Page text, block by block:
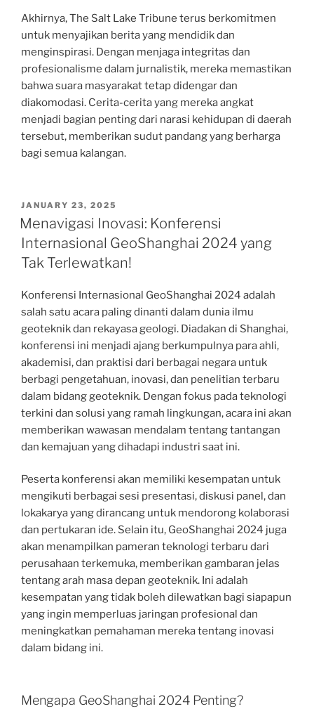
Akhirnya, The Salt Lake Tribune terus berkomitmen
untuk menyajikan berita yang mendidik dan
menginspirasi. Dengan menjaga integritas dan
profesionalisme dalam jurnalistik, mereka memastikan
bahwa suara masyarakat tetap didengar dan
diakomodasi. Cerita-cerita yang mereka angkat
menjadi bagian penting dari narasi kehidupan di daerah
tersebut, memberikan sudut pandang yang berharga
bagi semua kalangan.
POSTED
ON
JANUARY 23, 2025
Menavigasi Inovasi: Konferensi
Internasional GeoShanghai 2024 yang
Tak Terlewatkan!
Konferensi Internasional GeoShanghai 2024 adalah
salah satu acara paling dinanti dalam dunia ilmu
geoteknik dan rekayasa geologi. Diadakan di Shanghai,
konferensi ini menjadi ajang berkumpulnya para ahli,
akademisi, dan praktisi dari berbagai negara untuk
berbagi pengetahuan, inovasi, dan penelitian terbaru
dalam bidang geoteknik. Dengan fokus pada teknologi
terkini dan solusi yang ramah lingkungan, acara ini akan
memberikan wawasan mendalam tentang tantangan
dan kemajuan yang dihadapi industri saat ini.
Peserta konferensi akan memiliki kesempatan untuk
mengikuti berbagai sesi presentasi, diskusi panel, dan
lokakarya yang dirancang untuk mendorong kolaborasi
dan pertukaran ide. Selain itu, GeoShanghai 2024 juga
akan menampilkan pameran teknologi terbaru dari
perusahaan terkemuka, memberikan gambaran jelas
tentang arah masa depan geoteknik. Ini adalah
kesempatan yang tidak boleh dilewatkan bagi siapapun
yang ingin memperluas jaringan profesional dan
meningkatkan pemahaman mereka tentang inovasi
dalam bidang ini.
Mengapa GeoShanghai 2024 Penting?